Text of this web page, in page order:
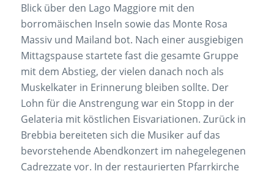
Blick über den Lago Maggiore mit den
borromäischen Inseln sowie das Monte Rosa
Massiv und Mailand bot. Nach einer ausgiebigen
Mittagspause startete fast die gesamte Gruppe
mit dem Abstieg, der vielen danach noch als
Muskelkater in Erinnerung bleiben sollte. Der
Lohn für die Anstrengung war ein Stopp in der
Gelateria mit köstlichen Eisvariationen. Zurück in
Brebbia bereiteten sich die Musiker auf das
bevorstehende Abendkonzert im nahegelegenen
Cadrezzate vor. In der restaurierten Pfarrkirche